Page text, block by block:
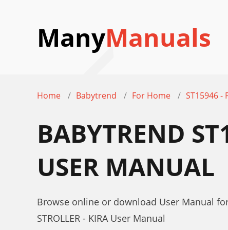
ManyManuals
Home Babytrend For Home ST15946 -
BABYTREND
USER MANUAL
Browse online or download User Manual for
STROLLER - KIRA User Manual